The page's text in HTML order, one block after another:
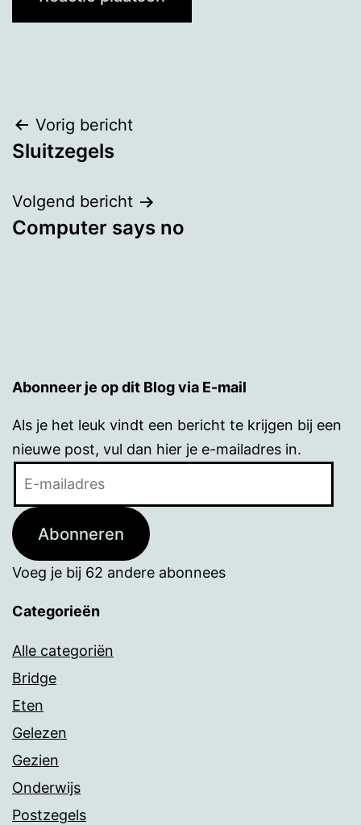
Bericht
navigatie
Vorig bericht
Sluitzegels
Volgend bericht
Computer says no
Abonneer je op dit Blog via E-mail
Als je het leuk vindt een bericht te krijgen bij een
nieuwe post, vul dan hier je e-mailadres in.
Abonneren
Voeg je bij 62 andere abonnees
Categorieën
Alle categoriën
Bridge
Eten
Gelezen
Gezien
Onderwijs
Postzegels